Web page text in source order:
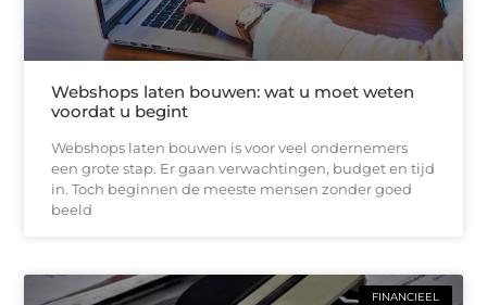
Webshops laten bouwen: wat u moet weten
voordat u begint
Webshops laten bouwen is voor veel ondernemers
een grote stap. Er gaan verwachtingen, budget en tijd
in. Toch beginnen de meeste mensen zonder goed
beeld
FINANCIEEL